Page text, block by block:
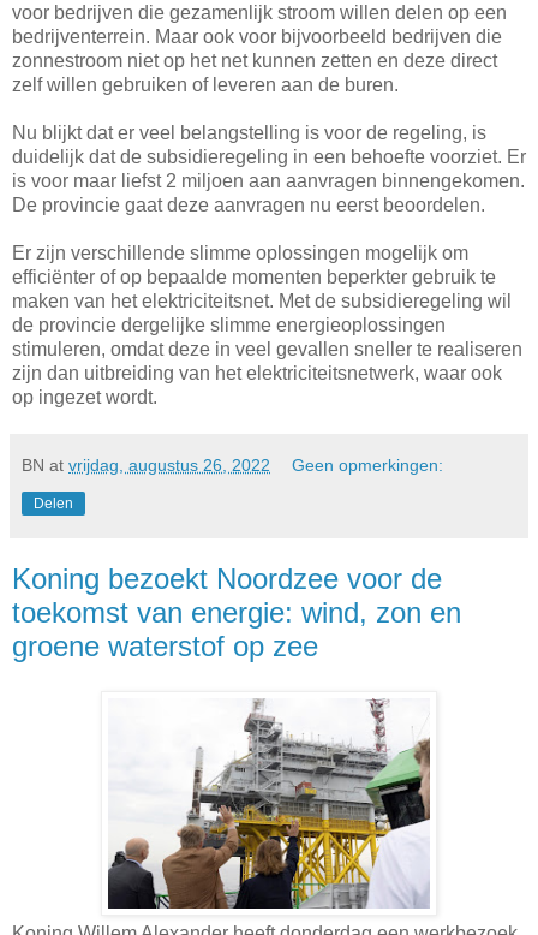
voor bedrijven die gezamenlijk stroom willen delen op een
bedrijventerrein. Maar ook voor bijvoorbeeld bedrijven die
zonnestroom niet op het net kunnen zetten en deze direct
zelf willen gebruiken of leveren aan de buren.
Nu blijkt dat er veel belangstelling is voor de regeling, is
duidelijk dat de subsidieregeling in een behoefte voorziet. Er
is voor maar liefst 2 miljoen aan aanvragen binnengekomen.
De provincie gaat deze aanvragen nu eerst beoordelen.
Er zijn verschillende slimme oplossingen mogelijk om
efficiënter of op bepaalde momenten beperkter gebruik te
maken van het elektriciteitsnet. Met de subsidieregeling wil
de provincie dergelijke slimme energieoplossingen
stimuleren, omdat deze in veel gevallen sneller te realiseren
zijn dan uitbreiding van het elektriciteitsnetwerk, waar ook
op ingezet wordt.
BN at vrijdag, augustus 26, 2022 Geen opmerkingen:
Delen
Koning bezoekt Noordzee voor de
toekomst van energie: wind, zon en
groene waterstof op zee